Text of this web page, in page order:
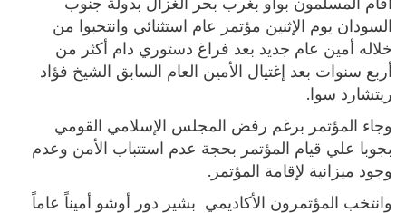
أقام المسلمون بواو بغرب بحر الغزال بدولة جنوب
السودان يوم الإثنين مؤتمر عام استثنائي وانتخبوا من
خلاله أمين عام جديد بعد فراغ دستوري دام أكثر من
أربع سنوات بعد إغتيال الأمين العام السابق الشيخ فؤاد
ريتشارد سوا.
وجاء المؤتمر برغم رفض المجلس الإسلامي القومي
بجوبا علي قيام المؤتمر بحجة عدم استتباب الأمن وعدم
وجود ميزانية لإقامة المؤتمر.
وانتخب المؤتمرون الأكاديمي بشير دور أوشو أميناً عاماً